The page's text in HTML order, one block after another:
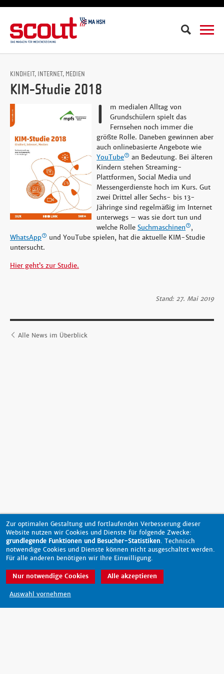
Suche
KINDHEIT, INTERNET, MEDIEN
KIM-Studie 2018
I
m medialen Alltag von
Grundschülern spielt das
Fernsehen noch immer die
größte Rolle. Daneben gewinnen aber
auch onlinebasierte Angebote wie
YouTube
an Bedeutung. Bei älteren
Kindern stehen Streaming-
Plattformen, Social Media und
Messengerdienste hoch im Kurs. Gut
zwei Drittel aller Sechs- bis 13-
Jähringe sind regelmäßig im Internet
unterwegs – was sie dort tun und
welche RolleSuchmaschinen
,
WhatsApp
und YouTube spielen, hat die aktuelle KIM-Studie
untersucht.
Hier geht’s zur Studie.
Stand: 27. Mai 2019
Alle News im Überblick
nach oben
Zur optimalen Gestaltung und fortlaufenden Verbesserung dieser
Website nutzen wir Cookies und Dienste für folgende Zwecke:
grundlegende Funktionen und Besucher-Statistiken. Technisch
notwendige Cookies und Dienste können nicht ausgeschaltet werden.
Für alle anderen benötigen wir Ihre Einwilligung.
Auswahl vornehmen
Nur notwendige Cookies Alle akzeptieren